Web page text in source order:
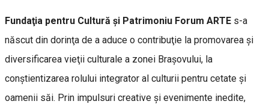
Fundaţia pentru Cultură şi Patrimoniu Forum ARTE s-a
născut din dorinţa de a aduce o contribuţie la promovarea şi
diversificarea vieţii culturale a zonei Braşovului, la
conştientizarea rolului integrator al culturii pentru cetate şi
oamenii săi. Prin impulsuri creative şi evenimente inedite,